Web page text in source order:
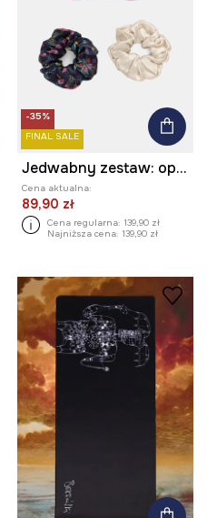
-35%
FINAL SALE
Jedwabny zestaw: opaska na oczy i gumki do włosów w kwiaty
Cena aktualna:
89,90 zł
Cena regularna: 139,90 zł
Najniższa cena: 139,90 zł